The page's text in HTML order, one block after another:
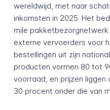
wereldwijd, met naar
inkomsten in 2025. Het
mile
externe vervoerders voor
bestellingen uit zijn
producten vormen 80 tot
voorraad, en prijzen
30 procent onder die van